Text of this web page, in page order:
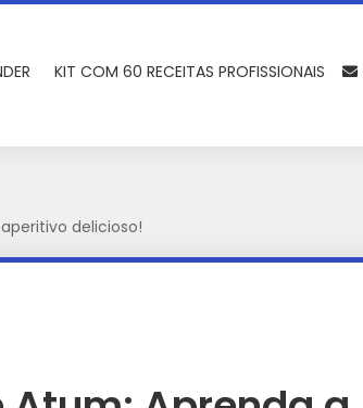
KIT COM 60 RECEITAS PROFISSIONAIS
delicioso!